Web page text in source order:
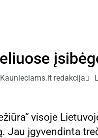
Kaunieciams.lt redakcija
visoje
Jau įgyvendinta